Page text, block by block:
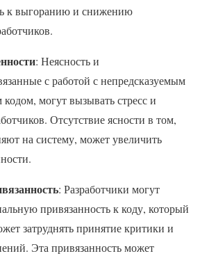
к выгоранию и снижению
: Неясность и
с работой с непредсказуемым
могут вызывать стресс и
Отсутствие ясности в том,
на систему, может увеличить
: Разработчики могут
привязанность к коду, который
затруднять принятие критики и
Эта привязанность может